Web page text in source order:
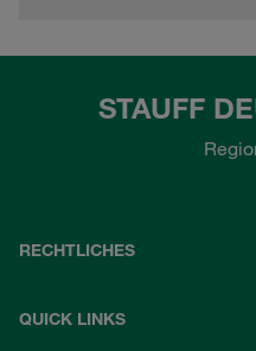
STAUFF
RECHTLICHES
QUICK LINKS